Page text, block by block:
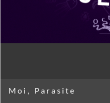
Moi, Parasite